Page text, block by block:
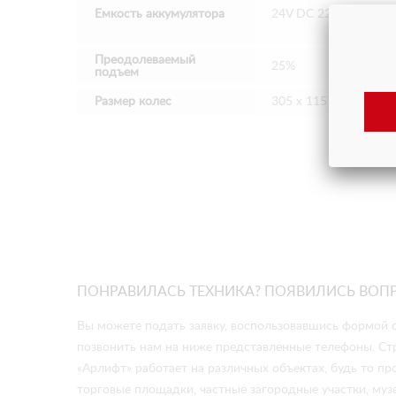
Емкость аккумулятора 24V DC 225Ah
Преодолеваемый
подъем
25%
Размер колес 305 х 115 мм
ПОНРАВИЛАСЬ ТЕХНИКА? ПОЯВИЛИСЬ
Вы можете подать заявку, воспользовавшись формой
позвонить нам на ниже представленные телефоны.
«Арлифт» работает на различных объектах, будь то
торговые площадки, частные загородные участки,